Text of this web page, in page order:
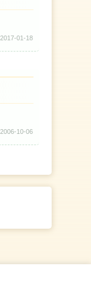
2017-01-18
2006-10-06